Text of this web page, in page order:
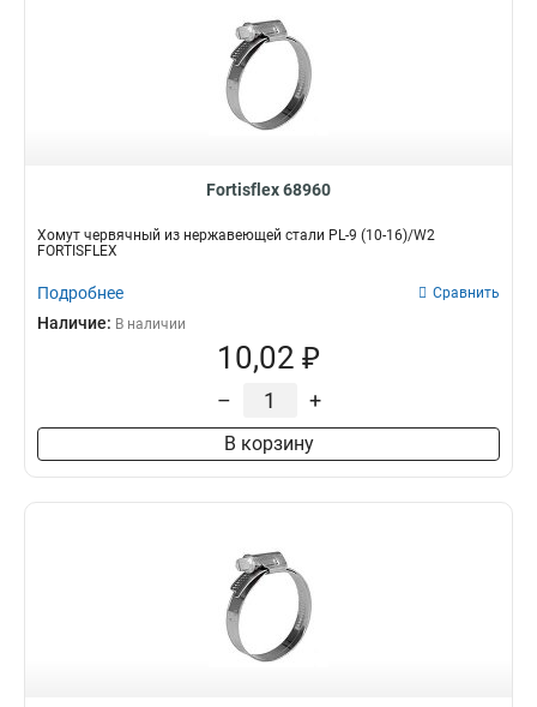
Fortisflex 68960
Хомут червячный из нержавеющей стали PL-9 (10-16)/W2
FORTISFLEX
Подробнее Сравнить
Наличие: В наличии
10,02 ₽
– +
В корзину